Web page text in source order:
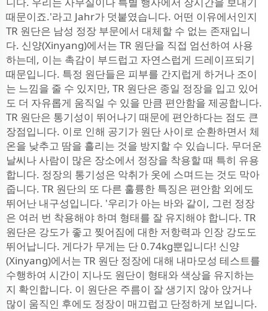
때문이죠.'라고 Jahr가 덧붙였습니다. 어떤 이유에서인지
TR 원단은 남성 정장 부문에서 대체할 수 없는 존재입니
다. 신양(Xinyang)에서는 TR 원단을 직접 엄선하여 사용
하는데, 이는 촉감이 부드럽고 자연스럽게 드레이프되기
때문입니다. 특정 원단들은 피부를 간지럽게 하거나 조이
는 느낌을 줄 수 있지만, TR 원단은 종일 정장을 입고 있어
도 더 자유롭게 움직일 수 있을 만큼 편안함을 제공합니다.
TR 원단은 통기성이 뛰어나기 때문에 편안하다는 점도 큰
장점입니다. 이로 인해 공기가 원단 사이로 순환하면서 체
온을 낮추고 땀을 흘리는 것을 방지할 수 있습니다. 무더운
날씨나 사람이 많은 장소에서 정장을 착용할 때 특히 유용
합니다. 정장의 통기성은 악취가 옷에 스며드는 것도 막아
줍니다. TR 원단의 또 다른 훌륭한 특징은 편안함 외에도
뛰어난 내구성입니다. '우리가 아는 바와 같이, 그런 정장
은 여러 번 착용해야 하며 형태를 잘 유지해야 합니다. TR
원단은 강도가 좋고 찢어짐에 대한 저항력과 인장 강도도
뛰어납니다. 게다가 무게는 단 0.74kg뿐입니다! 신양
(Xinyang)에서는 TR 원단 정장에 대해 내마모성 테스트를
수행하여 시간이 지나도 원단이 형태와 색상을 유지하는
지 확인합니다. 이 원단은 주름이 잘 생기지 않아 앉거나
많이 움직인 후에도 정장이 매끄럽고 단정하게 보입니다.